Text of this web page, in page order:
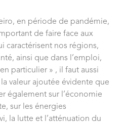
en période de pandémie,
de faire face aux
caractérisent nos régions,
ainsi que dans l’emploi,
particulier » , il faut aussi
valeur ajoutée évidente que
également sur l’économie
sur les énergies
la lutte et l’atténuation du